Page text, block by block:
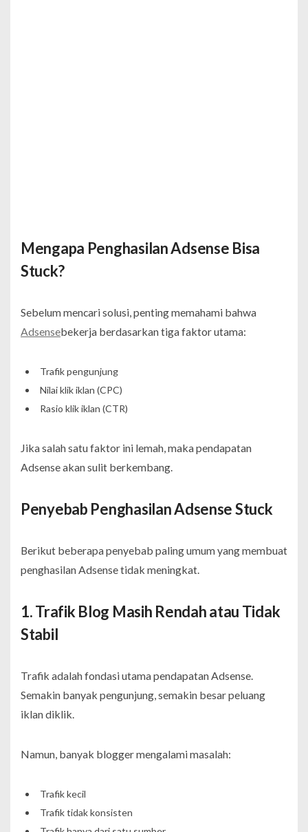
Mengapa Penghasilan Adsense Bisa
Stuck?
Sebelum mencari solusi, penting memahami bahwa
Adsensebekerja berdasarkan tiga faktor utama:
Trafik pengunjung
Nilai klik iklan (CPC)
Rasio klik iklan (CTR)
Jika salah satu faktor ini lemah, maka pendapatan
Adsense akan sulit berkembang.
Penyebab Penghasilan Adsense Stuck
Berikut beberapa penyebab paling umum yang membuat
penghasilan Adsense tidak meningkat.
1. Trafik Blog Masih Rendah atau Tidak
Stabil
Trafik adalah fondasi utama pendapatan Adsense.
Semakin banyak pengunjung, semakin besar peluang
iklan diklik.
Namun, banyak blogger mengalami masalah:
Trafik kecil
Trafik tidak konsisten